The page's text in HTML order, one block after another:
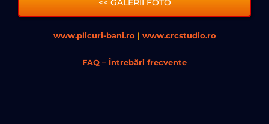
<< GALERII FOTO
www.plicuri-bani.ro | www.crcstudio.ro
FAQ – Întrebări frecvente